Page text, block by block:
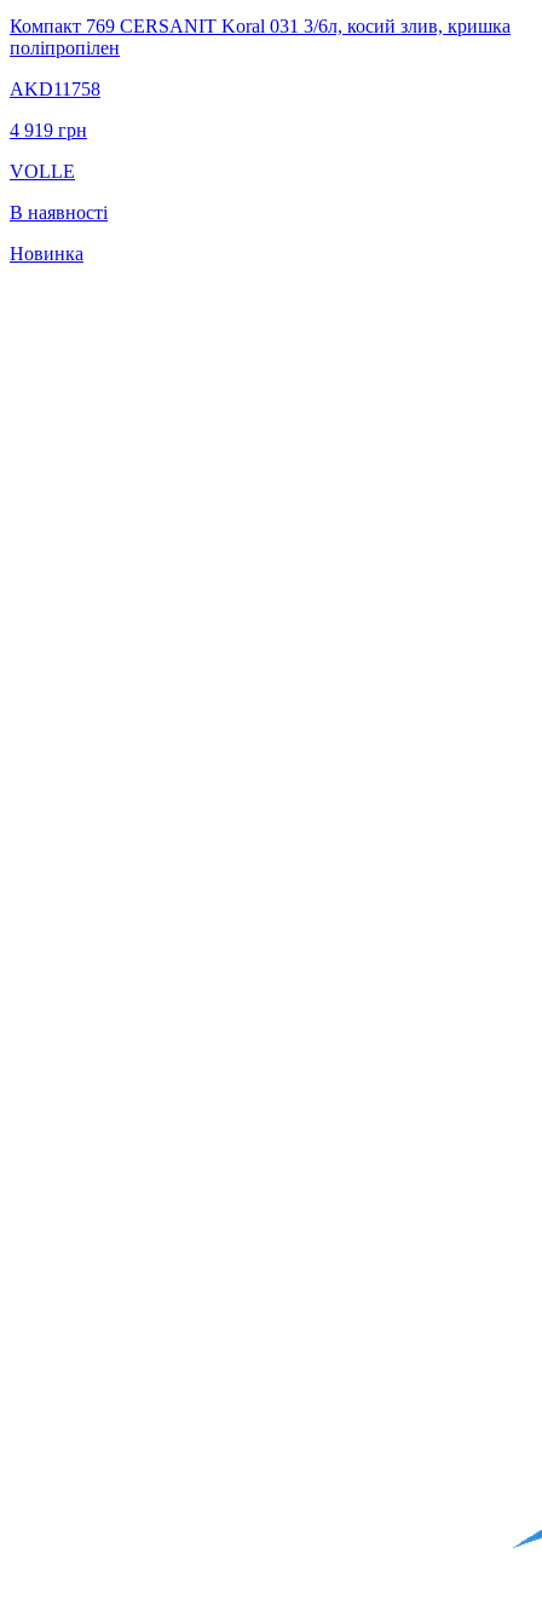
Компакт 769 CERSANIT Koral 031 3/6л, косий злив, кришка
поліпропілен
AKD11758
4 919 грн
VOLLE
В наявності
Новинка